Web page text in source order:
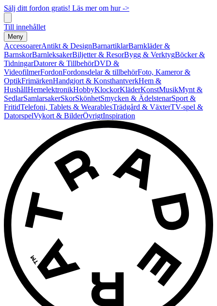
Sälj ditt fordon gratis! Läs mer om hur ->
Till innehållet
Meny
AccessoarerAntikt & DesignBarnartiklarBarnkläder &
BarnskorBarnleksakerBiljetter & ResorBygg & VerktygBöcker &
TidningarDatorer & TillbehörDVD &
VideofilmerFordonFordonsdelar & tillbehörFoto, Kameror &
OptikFrimärkenHandgjort & KonsthantverkHem &
HushållHemelektronikHobbyKlockorKläderKonstMusikMynt &
SedlarSamlarsakerSkorSkönhetSmycken & ÄdelstenarSport &
FritidTelefoni, Tablets & WearablesTrädgård & VäxterTV-spel &
DatorspelVykort & BilderÖvrigtInspiration